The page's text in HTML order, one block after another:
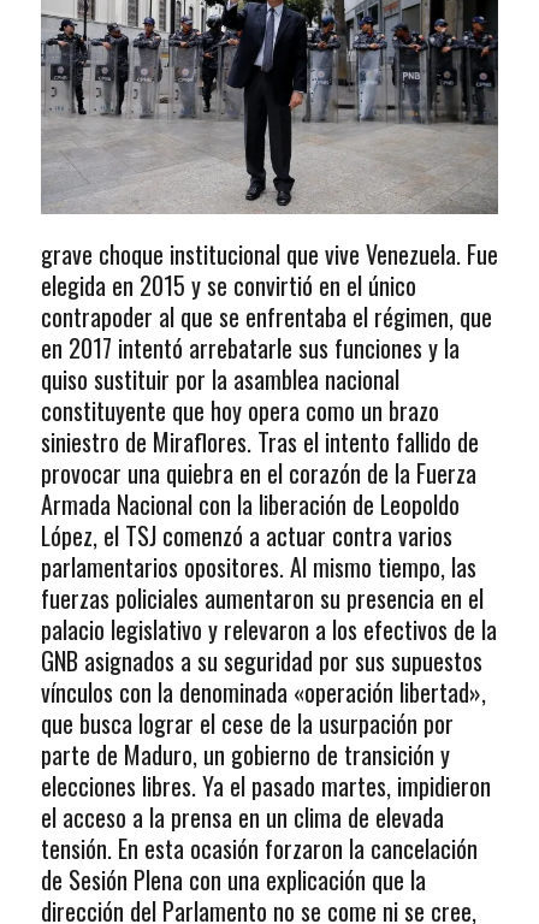
grave choque institucional que vive Venezuela. Fue
elegida en 2015 y se convirtió en el único
contrapoder al que se enfrentaba el régimen, que
en 2017 intentó arrebatarle sus funciones y la
quiso sustituir por la asamblea nacional
constituyente que hoy opera como un brazo
siniestro de Miraflores. Tras el intento fallido de
provocar una quiebra en el corazón de la Fuerza
Armada Nacional con la liberación de Leopoldo
López, el TSJ comenzó a actuar contra varios
parlamentarios opositores. Al mismo tiempo, las
fuerzas policiales aumentaron su presencia en el
palacio legislativo y relevaron a los efectivos de la
GNB asignados a su seguridad por sus supuestos
vínculos con la denominada «operación libertad»,
que busca lograr el cese de la usurpación por
parte de Maduro, un gobierno de transición y
elecciones libres. Ya el pasado martes, impidieron
el acceso a la prensa en un clima de elevada
tensión. En esta ocasión forzaron la cancelación
de Sesión Plena con una explicación que la
dirección del Parlamento no se come ni se cree,